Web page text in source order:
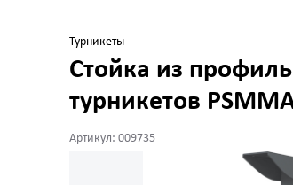
Турникеты
Стойка из
турникетов
Артикул: 009735